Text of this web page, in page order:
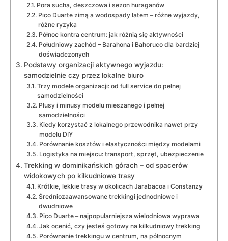
Pora sucha, deszczowa i sezon huraganów
Pico Duarte zimą a wodospady latem – różne wyjazdy,
różne ryzyka
Północ kontra centrum: jak różnią się aktywności
Południowy zachód – Barahona i Bahoruco dla bardziej
doświadczonych
Podstawy organizacji aktywnego wyjazdu:
samodzielnie czy przez lokalne biuro
Trzy modele organizacji: od full service do pełnej
samodzielności
Plusy i minusy modelu mieszanego i pełnej
samodzielności
Kiedy korzystać z lokalnego przewodnika nawet przy
modelu DIY
Porównanie kosztów i elastyczności między modelami
Logistyka na miejscu: transport, sprzęt, ubezpieczenie
Trekking w dominikańskich górach – od spacerów
widokowych po kilkudniowe trasy
Krótkie, lekkie trasy w okolicach Jarabacoa i Constanzy
Średniozaawansowane trekkingi jednodniowe i
dwudniowe
Pico Duarte – najpopularniejsza wielodniowa wyprawa
Jak ocenić, czy jesteś gotowy na kilkudniowy trekking
Porównanie trekkingu w centrum, na północnym